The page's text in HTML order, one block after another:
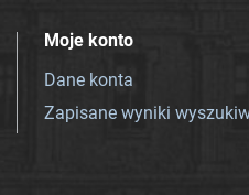
Moje konto
Dane konta
Zapisane wyniki